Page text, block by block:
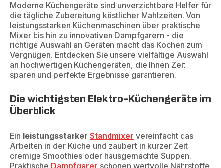
Moderne Küchengeräte sind unverzichtbare Helfer für
die tägliche Zubereitung köstlicher Mahlzeiten. Von
leistungsstarken Küchenmaschinen über praktische
Mixer bis hin zu innovativen Dampfgarern - die
richtige Auswahl an Geräten macht das Kochen zum
Vergnügen. Entdecken Sie unsere vielfältige Auswahl
an hochwertigen Küchengeräten, die Ihnen Zeit
sparen und perfekte Ergebnisse garantieren.
Die wichtigsten Elektro-Küchengeräte im
Überblick
Ein leistungsstarker Standmixer vereinfacht das
Arbeiten in der Küche und zaubert in kurzer Zeit
cremige Smoothies oder hausgemachte Suppen.
Praktische Dampfgarer schonen wertvolle Nährstoffe